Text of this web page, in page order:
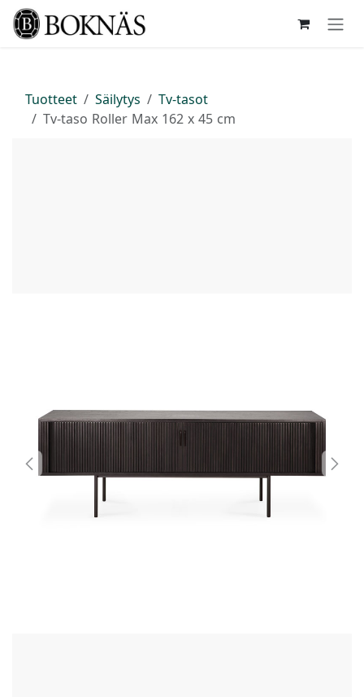
Siirry sisältöön
Tuotteet Säilytys
Tv-tasot
Tv-taso Roller Max 162 x 45 cm